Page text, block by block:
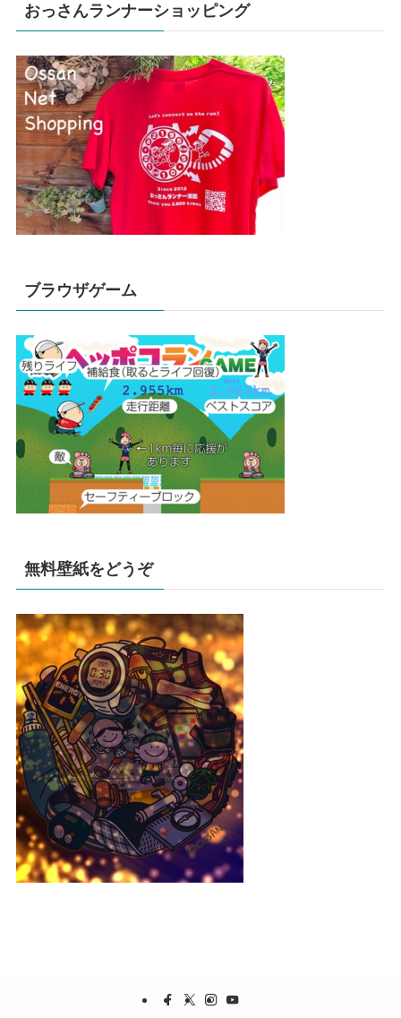
おっさんランナーショッピング
ブラウザゲーム
無料壁紙をどうぞ